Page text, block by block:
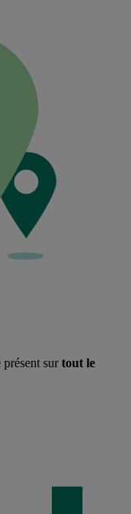
présent surtout le